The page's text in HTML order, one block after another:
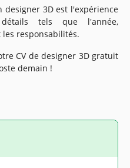
designer 3D est l'expérience
tels que l'année,
responsabilités.
CV de designer 3D gratuit
demain !